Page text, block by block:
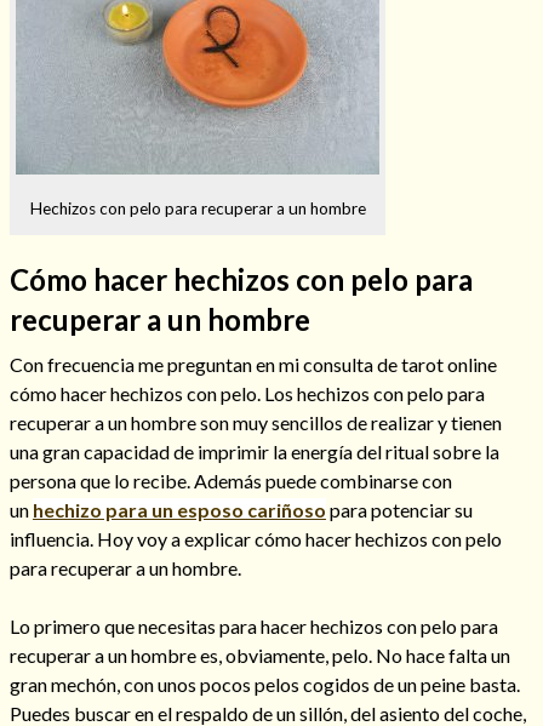
Hechizos de amor
Amarre para recuperar a mi pareja
Hechizos con pelo para recuperar a un hombre
Cómo hacer hechizos con pelo para
recuperar a un hombre
Con frecuencia me preguntan en mi consulta de tarot online
cómo hacer hechizos con pelo. Los hechizos con pelo para
recuperar a un hombre son muy sencillos de realizar y tienen
una gran capacidad de imprimir la energía del ritual sobre la
persona que lo recibe. Además puede combinarse con
un hechizo para un esposo cariñoso para potenciar su
influencia. Hoy voy a explicar cómo hacer hechizos con pelo
para recuperar a un hombre.
Lo primero que necesitas para hacer hechizos con pelo para
recuperar a un hombre es, obviamente, pelo. No hace falta un
gran mechón, con unos pocos pelos cogidos de un peine basta.
Puedes buscar en el respaldo de un sillón, del asiento del coche,